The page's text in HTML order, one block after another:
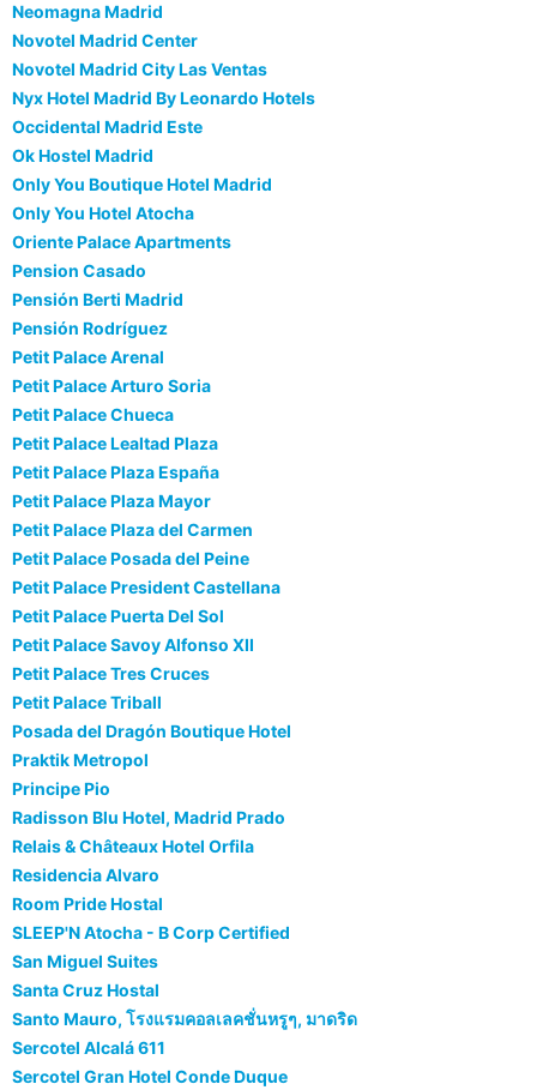
Neomagna Madrid
Novotel Madrid Center
Novotel Madrid City Las Ventas
Nyx Hotel Madrid By Leonardo Hotels
Occidental Madrid Este
Ok Hostel Madrid
Only You Boutique Hotel Madrid
Only You Hotel Atocha
Oriente Palace Apartments
Pension Casado
Pensión Berti Madrid
Pensión Rodríguez
Petit Palace Arenal
Petit Palace Arturo Soria
Petit Palace Chueca
Petit Palace Lealtad Plaza
Petit Palace Plaza España
Petit Palace Plaza Mayor
Petit Palace Plaza del Carmen
Petit Palace Posada del Peine
Petit Palace President Castellana
Petit Palace Puerta Del Sol
Petit Palace Savoy Alfonso XII
Petit Palace Tres Cruces
Petit Palace Triball
Posada del Dragón Boutique Hotel
Praktik Metropol
Principe Pio
Radisson Blu Hotel, Madrid Prado
Relais & Châteaux Hotel Orfila
Residencia Alvaro
Room Pride Hostal
SLEEP'N Atocha - B Corp Certified
San Miguel Suites
Santa Cruz Hostal
Santo Mauro, โรงแรมคอลเลคชั่นหรูๆ, มาดริด
Sercotel Alcalá 611
Sercotel Gran Hotel Conde Duque